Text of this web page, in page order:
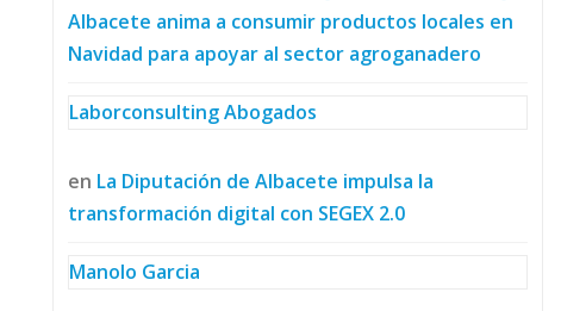
Albacete anima a consumir productos locales en
Navidad para apoyar al sector agroganadero
Laborconsulting Abogados
en La Diputación de Albacete impulsa la
transformación digital con SEGEX 2.0
Manolo Garcia